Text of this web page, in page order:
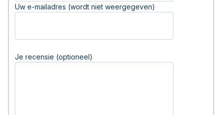
Uw e-mailadres (wordt niet weergegeven)
Je recensie (optioneel)